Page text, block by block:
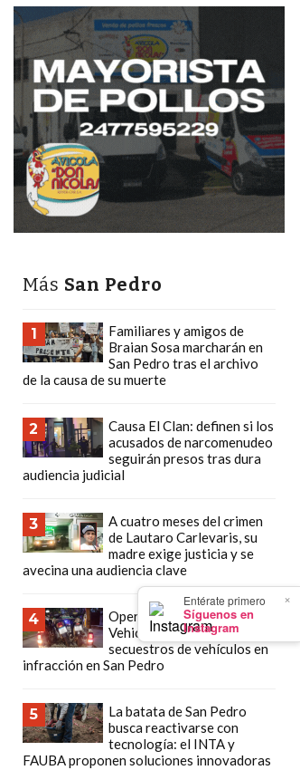
×
Entérate primero
Síguenos en
Instagram
Más San Pedro
1
Familiares y amigos de
Braian Sosa marcharán en
San Pedro tras el archivo
de la causa de su muerte
2
Causa El Clan: definen si los
acusados de narcomenudeo
seguirán presos tras dura
audiencia judicial
3
A cuatro meses del crimen
de Lautaro Carlevaris, su
madre exige justicia y se
avecina una audiencia clave
4
Operativos de Control
Vehicular: nuevos
secuestros de vehículos en
infracción en San Pedro
5
La batata de San Pedro
busca reactivarse con
tecnología: el INTA y
FAUBA proponen soluciones innovadoras